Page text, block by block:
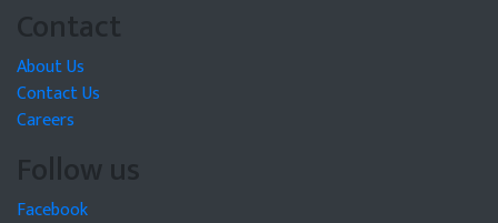
Contact
About Us
Contact Us
Careers
Follow us
Facebook